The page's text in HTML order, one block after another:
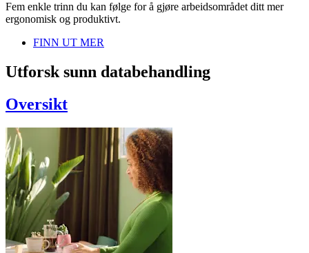
Fem enkle trinn du kan følge for å gjøre arbeidsområdet ditt mer
ergonomisk og produktivt.
FINN UT MER
Utforsk sunn databehandling
Oversikt